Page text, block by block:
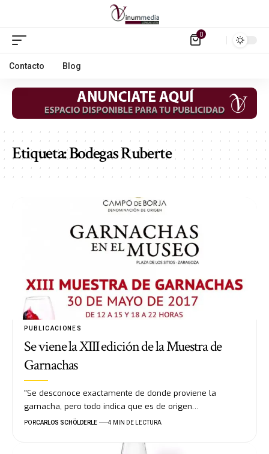
0
Contacto Blog
Etiqueta:Bodegas Ruberte
PUBLICACIONES
Se viene la XIII edición de la Muestra de
Garnachas
"Se desconoce exactamente de donde proviene la
garnacha, pero todo indica que es de origen…
PORCARLOS SCHÖLDERLE 4 MIN DE LECTURA